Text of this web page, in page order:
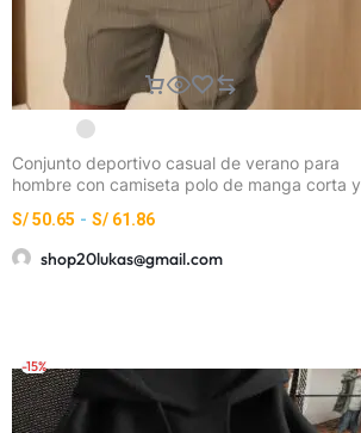
Conjunto deportivo casual de verano para
hombre con camiseta polo de manga corta y
ajustable
S/50.65 - S/ 61.86
shop20lukas@gmail.com
-15%